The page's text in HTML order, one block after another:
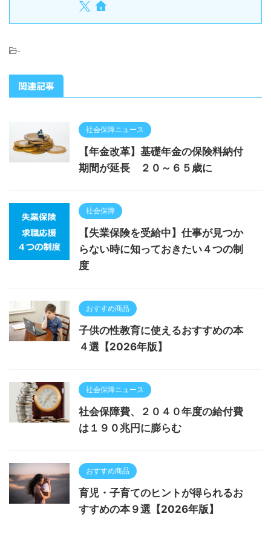
-
関連記事
社会保障ニュース
【年金改革】基礎年金の保険料納付
期間が延長 ２０～６５歳に
社会保障
【失業保険を受給中】仕事が見つか
らない時に知っておきたい４つの制
度
おすすめ商品
子供の性教育に使えるおすすめの本
４選【2026年版】
社会保障ニュース
社会保障費、２０４０年度の給付費
は１９０兆円に膨らむ
おすすめ商品
育児・子育てのヒントが得られるお
すすめの本９選【2026年版】